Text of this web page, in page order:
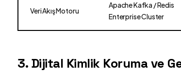
Veri Akış Motoru
Apache Kafka / Redis
Enterprise Cluster
3. Dijital Kimlik Koruma ve